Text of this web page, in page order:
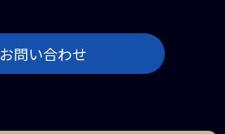
お問い合わせ